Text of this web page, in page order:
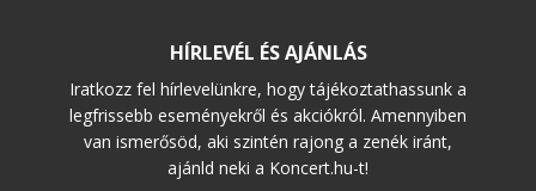
HÍRLEVÉL ÉS AJÁNLÁS
Iratkozz fel hírlevelünkre, hogy tájékoztathassunk a
legfrissebb eseményekről és akciókról. Amennyiben
van ismerősöd, aki szintén rajong a zenék iránt,
ajánld neki a Koncert.hu-t!